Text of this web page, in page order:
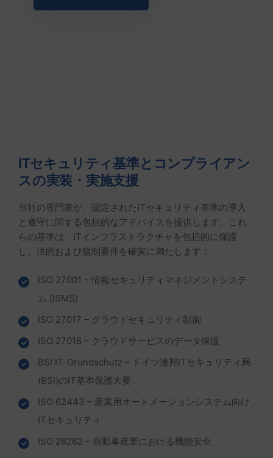
ITセキュリティ基準とコンプライアン
スの実装・実施支援
当社の専門家が、認定されたITセキュリティ基準の導入
と遵守に関する包括的なアドバイスを提供します。これ
らの基準は、ITインフラストラクチャを包括的に保護
し、法的および規制要件を確実に満たします：
ISO 27001 – 情報セキュリティマネジメントシステ
ム (ISMS)
ISO 27017 – クラウドセキュリティ制御
ISO 27018 – クラウドサービスのデータ保護
BSI IT-Grundschutz – ドイツ連邦ITセキュリティ局
(BSI)のIT基本保護大要
ISO 62443 – 産業用オートメーションシステム向け
ITセキュリティ
ISO 26262 – 自動車産業における機能安全